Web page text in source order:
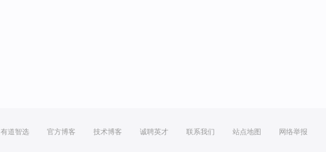
有道智选 官方博客 技术博客 诚聘英才 联系我们 站点地图 网络举报